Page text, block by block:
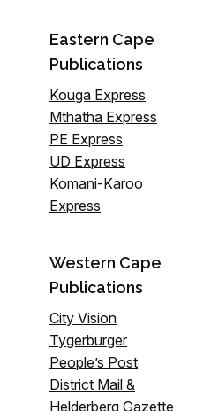
Eastern Cape
Publications
Kouga Express
Mthatha Express
PE Express
UD Express
Komani-Karoo
Express
Western Cape
Publications
City Vision
Tygerburger
People’s Post
District Mail &
Helderberg Gazette